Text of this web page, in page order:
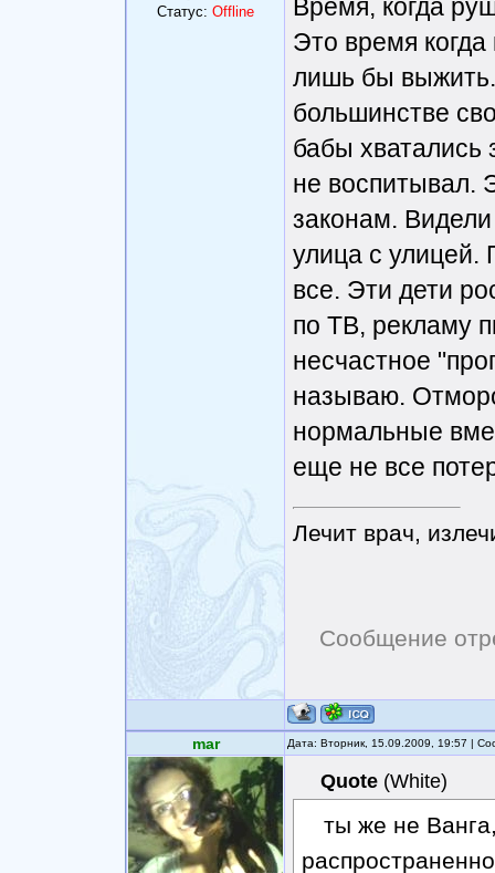
Статус: Offline
Время, когда
Это время
лишь бы выжить.
большинстве
бабы
не воспитывал.
законам.
улица с улицей.
все. Эти дети
по ТВ, рекламу
несчастное
называю.
нормальные
еще не все
Лечит врач,
Сообщение
mar Дата: Вторник, 15.09.2009, 19:57 |
Quote (White)
ты же не